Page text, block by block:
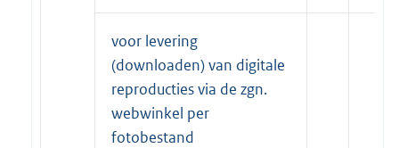
voor levering
(downloaden) van digitale
reproducties via de zgn.
webwinkel per
fotobestand